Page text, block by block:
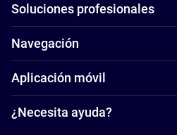
Soluciones profesionales
Navegación
Aplicación móvil
¿Necesita ayuda?